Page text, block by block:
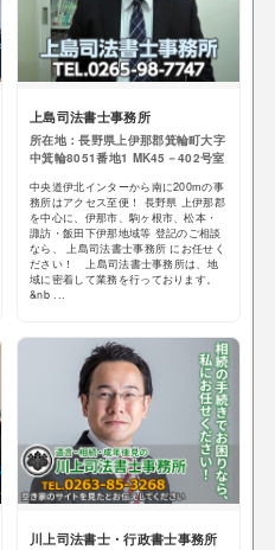
上島司法書士事務所
所在地：長野県上伊那郡箕輪町大字
中箕輪8051番地1 MK45－402号室
中央道伊北インターから南に200mの事
務所はアクセス至便！ 長野県 上伊那郡
を中心に、伊那市、駒ヶ根市、松本・
諏訪・飯田下伊那地域等 登記のご相談
なら、 上島司法書士事務所 にお任せく
ださい！ 上島司法書士事務所は、地
域に密着して業務を行っております。
&nb ...
川上司法書士・行政書士事務所